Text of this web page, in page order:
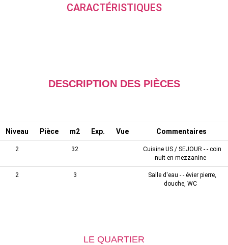
CARACTÉRISTIQUES
DESCRIPTION DES PIÈCES
Niveau Pièce m2 Exp. Vue Commentaires
2 32
Cuisine US / SEJOUR - - coin
nuit en mezzanine
2 3
Salle d'eau - - évier pierre,
douche, WC
LE QUARTIER